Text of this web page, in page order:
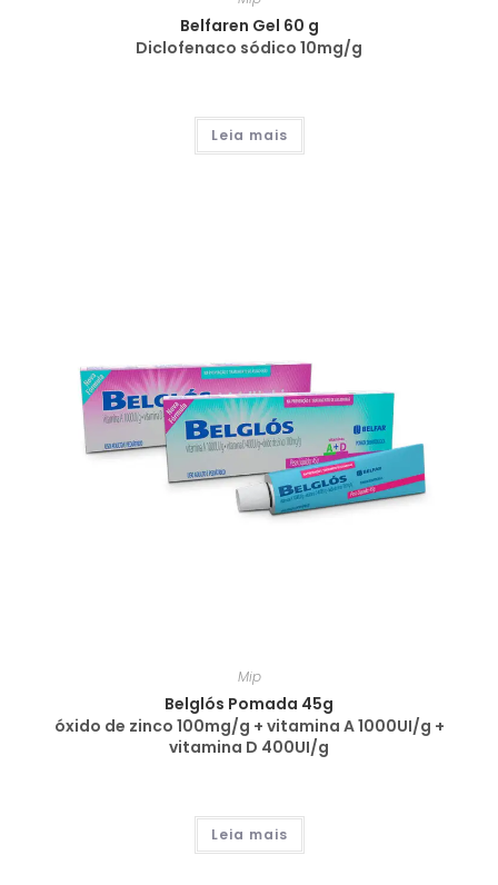
Belfaren Gel 60 g
Diclofenaco sódico 10mg/g
Leia mais
Mip
Belglós Pomada 45g
óxido de zinco 100mg/g + vitamina A 1000UI/g +
vitamina D 400UI/g
Leia mais